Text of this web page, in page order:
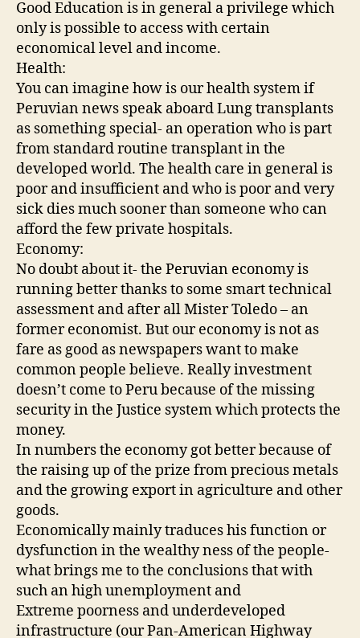
Good Education is in general a privilege which
only is possible to access with certain
economical level and income.
Health:
You can imagine how is our health system if
Peruvian news speak aboard Lung transplants
as something special- an operation who is part
from standard routine transplant in the
developed world. The health care in general is
poor and insufficient and who is poor and very
sick dies much sooner than someone who can
afford the few private hospitals.
Economy:
No doubt about it- the Peruvian economy is
running better thanks to some smart technical
assessment and after all Mister Toledo – an
former economist. But our economy is not as
fare as good as newspapers want to make
common people believe. Really investment
doesn’t come to Peru because of the missing
security in the Justice system which protects the
money.
In numbers the economy got better because of
the raising up of the prize from precious metals
and the growing export in agriculture and other
goods.
Economically mainly traduces his function or
dysfunction in the wealthy ness of the people-
what brings me to the conclusions that with
such an high unemployment and
Extreme poorness and underdeveloped
infrastructure (our Pan-American Highway